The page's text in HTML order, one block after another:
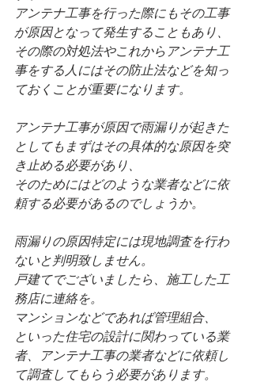
アンテナ工事を行った際にもその工事
が原因となって発生することもあり、
その際の対処法やこれからアンテナ工
事をする人にはその防止法などを知っ
ておくことが重要になります。
アンテナ工事が原因で雨漏りが起きた
としてもまずはその具体的な原因を突
き止める必要があり、
そのためにはどのような業者などに依
頼する必要があるのでしょうか。
雨漏りの原因特定には現地調査を行わ
ないと判明致しません。
戸建てでございましたら、施工した工
務店に連絡を。
マンションなどであれば管理組合、
といった住宅の設計に関わっている業
者、アンテナ工事の業者などに依頼し
て調査してもらう必要があります。